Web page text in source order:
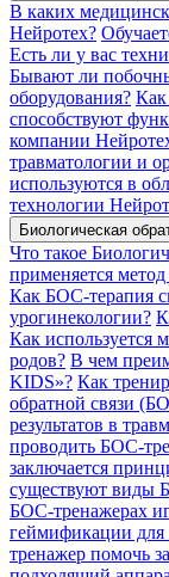
В каких
Нейротех?
Есть ли у вас
Бывают ли
оборудования?
способствуют
компании
травматологии и
используются в
технологии
Биологическая
Что такое
применяется
Как БОС-терапия
урогинекологии?
Как используется
родов? В чем
KIDS»? Как
обратной связи
результатов в
проводить БОС-
заключается
существуют виды
БОС-тренажерах
геймификации для
тренажер помочь